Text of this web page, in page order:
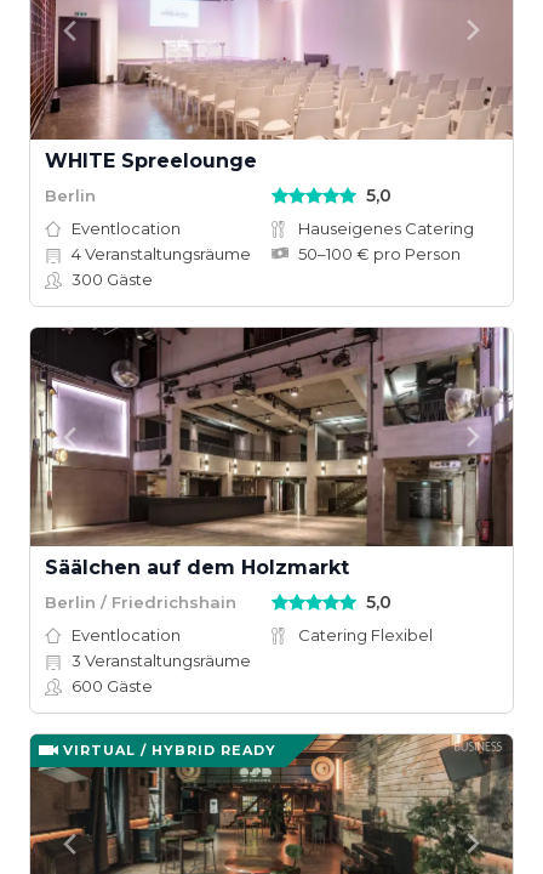
WHITE Spreelounge
Berlin 5,0
Eventlocation
Hauseigenes Catering
4Veranstaltungsräume
50–100 € pro Person
300 Gäste
Säälchen auf dem Holzmarkt
Berlin / Friedrichshain 5,0
Eventlocation
Catering Flexibel
3 Veranstaltungsräume
600 Gäste
VIRTUAL / HYBRID READY